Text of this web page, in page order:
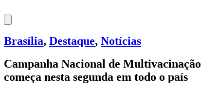
Brasília, Destaque, Notícias
Campanha Nacional de Multivacinação
começa nesta segunda em todo o país